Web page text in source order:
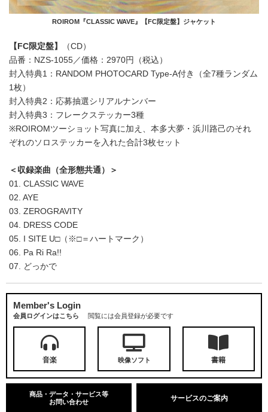
ROIROM『CLASSIC WAVE』【FC限定盤】ジャケット
【FC限定盤】
（CD）
品番：NZS-1055／価格：2970円（税込）
封入特典1：RANDOM PHOTOCARD Type-A付き（全7種ランダム
1枚）
封入特典2：応募抽選シリアルナンバー
封入特典3：フレークステッカー3種
※ROIROMツーショット写真に加え、本多大夢・浜川路己のそれ
ぞれのソロステッカーを入れた合計3枚セット
＜収録楽曲（全形態共通）＞
01. CLASSIC WAVE
02. AYE
03. ZEROGRAVITY
04. DRESS CODE
05. I SITE U□（※□＝ハートマーク）
06. Pa Ri Ra!!
07. どっかで
Member's Login
会員ログインはこちら 閲覧には会員登録が必要です
音楽 映像ソフト 書籍
商品・データ・サービス等
お問い合わせ
サービスのご案内